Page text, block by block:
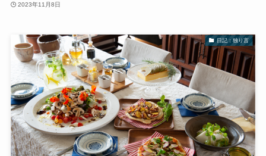
2023年11月8日
日記：独り言